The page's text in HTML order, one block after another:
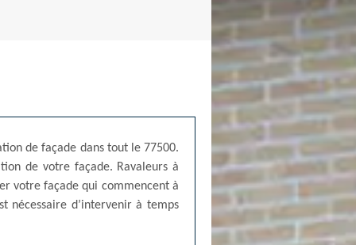
de façade dans tout le 77500.
de votre façade. Ravaleurs à
votre façade qui commencent à
nécessaire d’intervenir à temps